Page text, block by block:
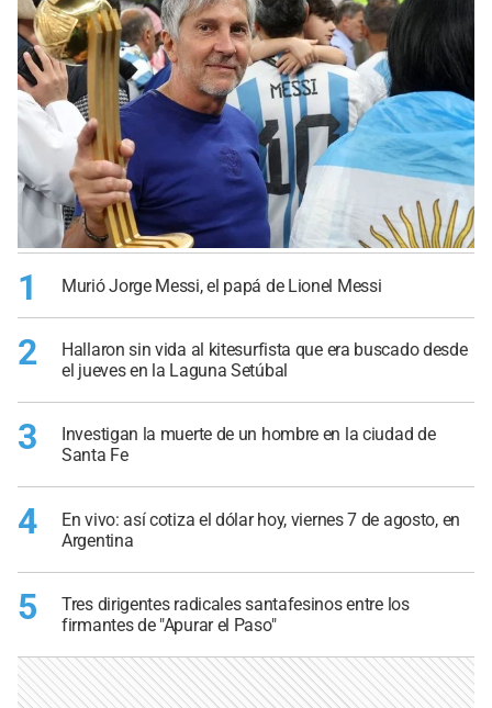
1 Murió Jorge Messi, el papá de Lionel Messi
2
Hallaron sin vida al kitesurfista que era buscado desde
el jueves en la Laguna Setúbal
3
Investigan la muerte de un hombre en la ciudad de
Santa Fe
4
En vivo: así cotiza el dólar hoy, viernes 7 de agosto, en
Argentina
5
Tres dirigentes radicales santafesinos entre los
firmantes de "Apurar el Paso"